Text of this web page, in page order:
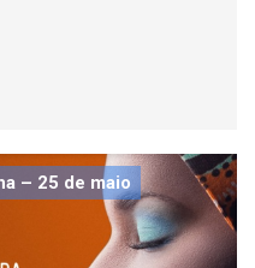
– 25 de maio